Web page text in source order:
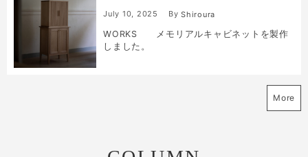
July 10, 2025 By Shiroura
WORKS メモリアルキャビネットを製作
しました。
More